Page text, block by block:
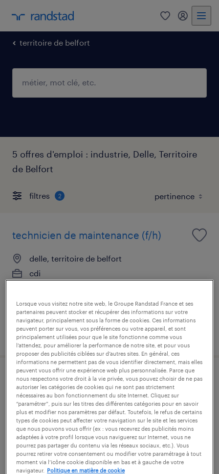
0 mon
territoire de belfort
5 offres d'emploi : industrie, Delle, Territoire
de Belfort
filtres 2
technicien de maintenance (f/h)
delle, territoire de belfort
cdi
publié le 4 juin 2026
agent de fabrication (f/h)
delle, territoire de belfort
intérim
12,31 € par heure
Lorsque vous visitez notre site web, le Groupe Randstad France et ses
partenaires peuvent stocker et récupérer des informations sur votre
navigateur, principalement sous la forme de cookies. Ces informations
peuvent porter sur vous, vos préférences ou votre appareil, et sont
principalement utilisées pour que le site fonctionne comme vous
l’attendez, pour améliorer la performance de notre site, et pour vous
proposer des publicités ciblées sur d’autres sites. En général, ces
informations ne permettent pas de vous identifier directement, mais elles
peuvent vous offrir une expérience web plus personnalisée. Parce que
nous respectons votre droit à la vie privée, vous pouvez choisir de ne pas
autoriser les catégories de cookies qui ne sont pas strictement
nécessaires au bon fonctionnement du site Internet. Cliquez sur
“paramétrer”, puis sur les titres des différentes catégories pour en savoir
plus et modifier nos paramètres par défaut. Toutefois, le refus de certains
types de cookies peut affecter votre navigation sur le site et les services
que nous pouvons vous offrir (ex : vous recevrez des publicités moins
adaptées à votre profil lorsque vous naviguerez sur Internet, vous ne
pourrez pas partager du contenu via les réseaux sociaux, etc.). Vous
pourrez retirer votre consentement ou modifier votre paramétrage à tout
moment via l’icône cookie disponible en bas et à gauche de votre
navigateur.
Politique en matière de cookie